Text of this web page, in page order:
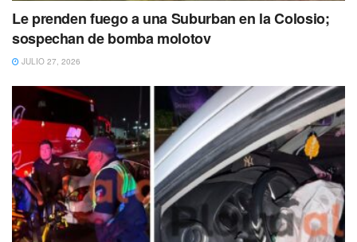
Le prenden fuego a una Suburban en la Colosio;
sospechan de bomba molotov
JULIO 27, 2026